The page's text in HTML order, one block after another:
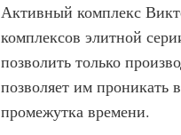
Активный комплекс
комплексов элитной
позволить только
позволяет им проникать
промежутка времени.